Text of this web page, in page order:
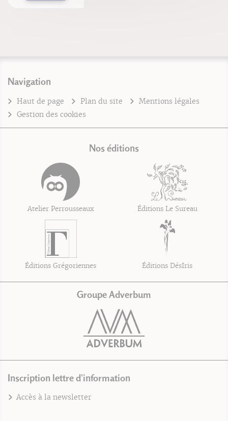
Navigation
Haut de page Plan du site
Mentions légales
Gestion des cookies
Nos éditions
Atelier Perrousseaux Éditions Le Sureau
Éditions Grégoriennes Éditions DésIris
Groupe Adverbum
Inscription lettre d'information
Accès à la newsletter